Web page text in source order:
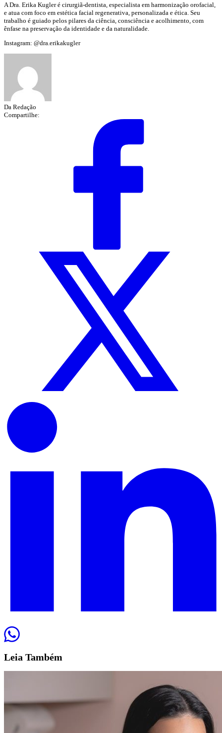
A Dra. Erika Kugler é cirurgiã-dentista, especialista em harmonização orofacial,
e atua com foco em estética facial regenerativa, personalizada e ética. Seu
trabalho é guiado pelos pilares da ciência, consciência e acolhimento, com
ênfase na preservação da identidade e da naturalidade.
Instagram: @dra.erikakugler
Da Redação
Compartilhe:
Leia Também